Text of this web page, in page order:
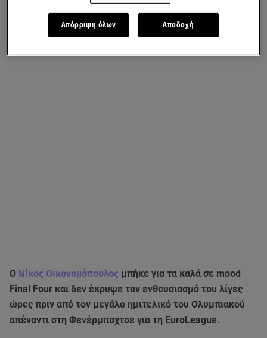
Ο Νίκος Οικονομόπουλος μπήκε για τα καλά σε mood
Final Four και δεν έκρυψε τον ενθουσιασμό του λίγες
ώρες πριν από τον μεγάλο ημιτελικό του Ολυμπιακού
απέναντι στη Φενέρμπαχτσε για τη EuroLeague.
Απόρριψη όλων Αποδοχή